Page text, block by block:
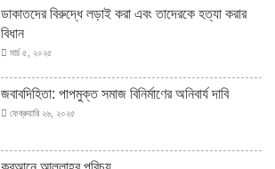
ডাকাতদের বিরুদ্ধে লড়াই করা এবং তাদেরকে হত্যা করার
বিধান
মার্চ ৫, ২০২৫
জবাবদিহিতা: পাপমুক্ত সমাজ বিনির্মাণের অনিবার্য দাবি
ফেব্রুয়ারি ২৬, ২০২৫